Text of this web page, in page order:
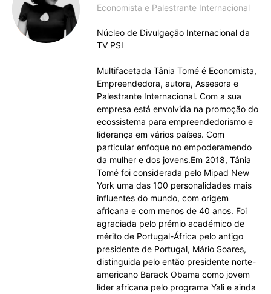
Economista e Palestrante Internacional
Núcleo de Divulgação Internacional da
TV PSI
Multifacetada Tânia Tomé é Economista,
Empreendedora, autora, Assesora e
Palestrante Internacional. Com a sua
empresa está envolvida na promoção do
ecossistema para empreendedorismo e
liderança em vários países. Com
particular enfoque no empoderamendo
da mulher e dos jovens.Em 2018, Tânia
Tomé foi considerada pelo Mipad New
York uma das 100 personalidades mais
influentes do mundo, com origem
africana e com menos de 40 anos. Foi
agraciada pelo prémio académico de
mérito de Portugal-África pelo antigo
presidente de Portugal, Mário Soares,
distinguida pelo então presidente norte-
americano Barack Obama como jovem
líder africana pelo programa Yali e ainda